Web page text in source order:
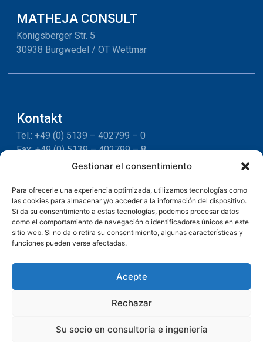
Gestionar el consentimiento
Para ofrecerle una experiencia optimizada, utilizamos tecnologías como
las cookies para almacenar y/o acceder a la información del dispositivo.
Si da su consentimiento a estas tecnologías, podemos procesar datos
como el comportamiento de navegación o identificadores únicos en este
sitio web. Si no da o retira su consentimiento, algunas características y
funciones pueden verse afectadas.
Acepte
Rechazar
Su socio en consultoría e ingeniería
MATHEJA CONSULT
Königsberger Str. 5
30938 Burgwedel / OT Wettmar
Kontakt
Tel.: +49 (0) 5139 – 402799 – 0
Fax: +49 (0) 5139 – 402799 – 8
kontakt@matheja-consult.de
Español
Impressum
Datenschutz­erklärung
Cookie-Richtlinie